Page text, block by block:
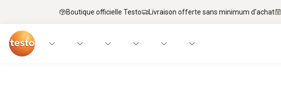
Boutique officielle Testo Livraison offerte sans minimum d'achat